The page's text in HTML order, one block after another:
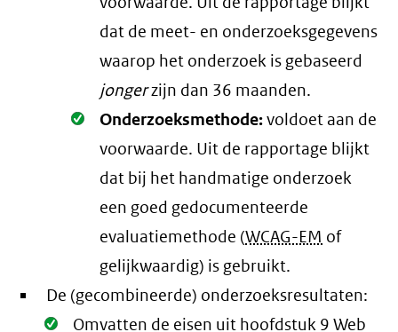
dat de meet- en onderzoeksgegevens
waarop het onderzoek is gebaseerd
jongerzijn dan 36 maanden.
Oké.
Onderzoeksmethode:voldoet aan de
voorwaarde. Uit de rapportage blijkt
dat bij het handmatige onderzoek
een goed gedocumenteerde
evaluatiemethode (WCAG-EM of
gelijkwaardig) is gebruikt.
De (gecombineerde) onderzoeksresultaten:
Oké.
Omvatten de eisen uit hoofdstuk 9 Web